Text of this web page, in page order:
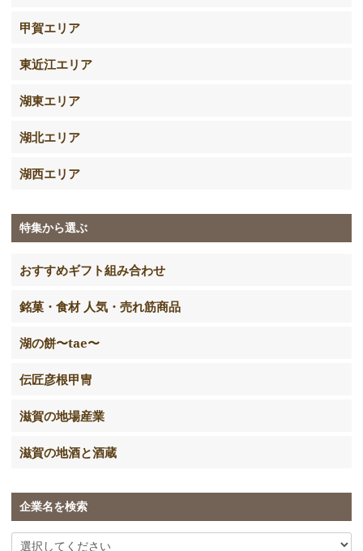
甲賀エリア
東近江エリア
湖東エリア
湖北エリア
湖西エリア
特集から選ぶ
おすすめギフト組み合わせ
銘菓・食材 人気・売れ筋商品
湖の餅〜tae〜
伝匠彦根甲冑
滋賀の地場産業
滋賀の地酒と酒蔵
企業名を検索